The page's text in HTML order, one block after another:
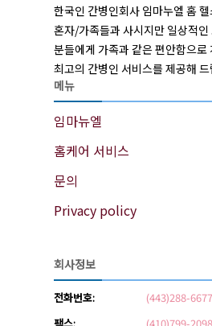
한국인 간병인회사 임마누엘 홈
혼자/가족들과 사시지만 일상적인
분들에게 가족과 같은 편안함으로
최고의 간병인 서비스를 제공해
메뉴
임마뉴엘
홈케어 서비스
문의
Privacy policy
회사정보
전화번호:
(443)288-6677